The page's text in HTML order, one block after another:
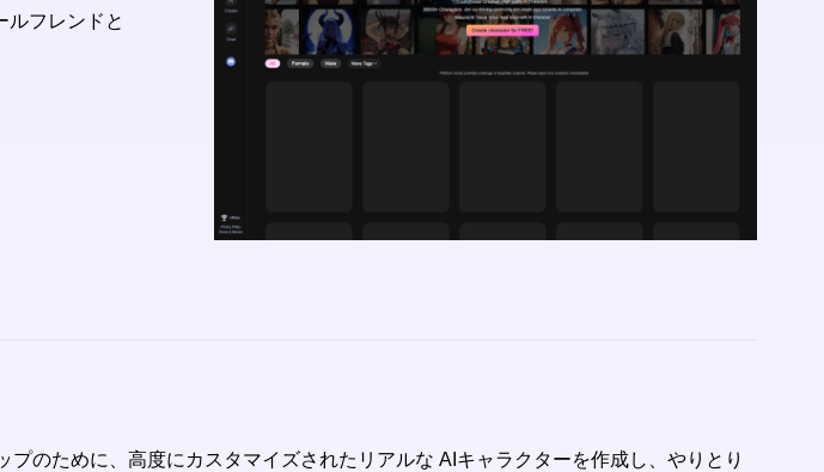
ルフレンドと
のために、高度にカスタマイズされたリアルな AIキャラクターを作成し、やりとり